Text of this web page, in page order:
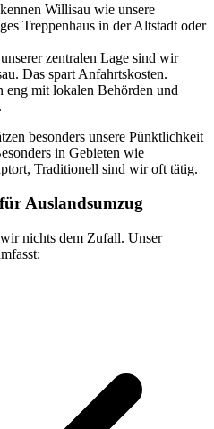
Willisau wie unsere
Treppenhaus in der Altstadt oder
zentralen Lage sind wir
Das spart Anfahrtskosten.
eng mit lokalen Behörden und
besonders unsere Pünktlichkeit
in Gebieten wie
Traditionell sind wir oft tätig.
Auslandsumzug
nichts dem Zufall. Unser